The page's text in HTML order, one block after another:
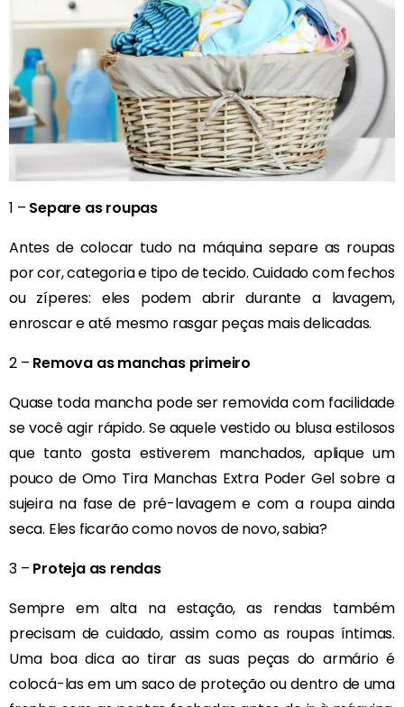
1 – Separe as roupas
Antes de colocar tudo na máquina separe as roupas
por cor, categoria e tipo de tecido. Cuidado com fechos
ou zíperes: eles podem abrir durante a lavagem,
enroscar e até mesmo rasgar peças mais delicadas.
2 – Remova as manchas primeiro
Quase toda mancha pode ser removida com facilidade
se você agir rápido. Se aquele vestido ou blusa estilosos
que tanto gosta estiverem manchados, aplique um
pouco de Omo Tira Manchas Extra Poder Gel sobre a
sujeira na fase de pré-lavagem e com a roupa ainda
seca. Eles ficarão como novos de novo, sabia?
3 – Proteja as rendas
Sempre em alta na estação, as rendas também
precisam de cuidado, assim como as roupas íntimas.
Uma boa dica ao tirar as suas peças do armário é
colocá-las em um saco de proteção ou dentro de uma